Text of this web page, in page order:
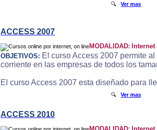
🔍Ver mas
ACCESS 2007
MODALIDAD: Internet
OBJETIVOS: El curso Access 2007 permite
corriente en las empresas de todos los
El curso Access 2007 esta diseñado para
🔍Ver mas
ACCESS 2010